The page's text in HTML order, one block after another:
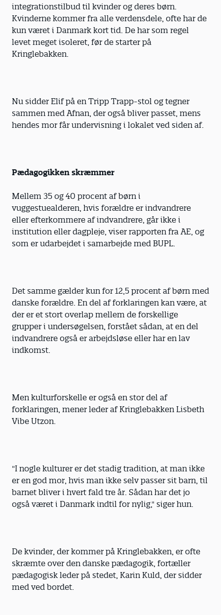
integrationstilbud til kvinder og deres børn.
Kvinderne kommer fra alle verdensdele, ofte har de
kun været i Danmark kort tid. De har som regel
levet meget isoleret, før de starter på
Kringlebakken.
Nu sidder Elif på en Tripp Trapp-stol og tegner
sammen med Afnan, der også bliver passet, mens
hendes mor får undervisning i lokalet ved siden af.
Pædagogikken skræmmer
Mellem 35 og 40 procent af børn i
vuggestuealderen, hvis forældre er indvandrere
eller efterkommere af indvandrere, går ikke i
institution eller dagpleje, viser rapporten fra AE, og
som er udarbejdet i samarbejde med BUPL.
Det samme gælder kun for 12,5 procent af børn med
danske forældre. En del af forklaringen kan være, at
der er et stort overlap mellem de forskellige
grupper i undersøgelsen, forstået sådan, at en del
indvandrere også er arbejdsløse eller har en lav
indkomst.
Men kulturforskelle er også en stor del af
forklaringen, mener leder af Kringlebakken Lisbeth
Vibe Utzon.
"I nogle kulturer er det stadig tradition, at man ikke
er en god mor, hvis man ikke selv passer sit barn, til
barnet bliver i hvert fald tre år. Sådan har det jo
også været i Danmark indtil for nylig," siger hun.
De kvinder, der kommer på Kringlebakken, er ofte
skræmte over den danske pædagogik, fortæller
pædagogisk leder på stedet, Karin Kuld, der sidder
med ved bordet.